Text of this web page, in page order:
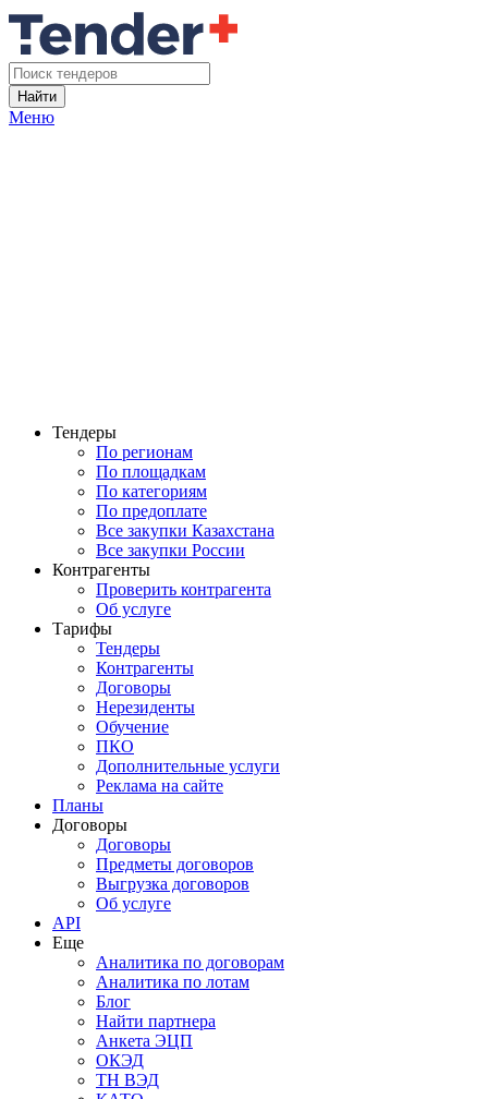
Найти
Меню
Тендеры
По регионам
По площадкам
По категориям
По предоплате
Все закупки Казахстана
Все закупки России
Контрагенты
Проверить контрагента
Об услуге
Тарифы
Тендеры
Контрагенты
Договоры
Нерезиденты
Обучение
ПКО
Дополнительные услуги
Реклама на сайте
Планы
Договоры
Договоры
Предметы договоров
Выгрузка договоров
Об услуге
API
Еще
Аналитика по договорам
Аналитика по лотам
Блог
Найти партнера
Анкета ЭЦП
ОКЭД
ТН ВЭД